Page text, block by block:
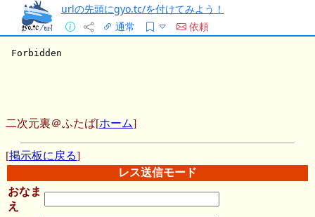
urlの先頭にgyo.tc/を付けてみよう！
通常
依頼